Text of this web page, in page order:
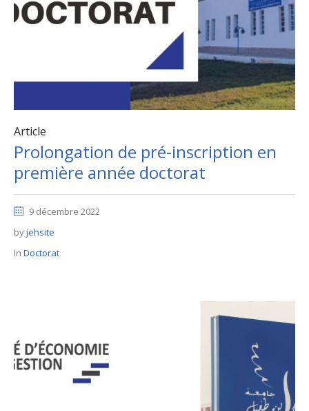
Article
Prolongation de pré-inscription en
première année doctorat
9 décembre 2022
byjehsite
In Doctorat